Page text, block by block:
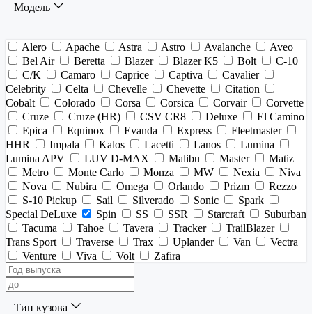
Модель
Alero Apache Astra Astro Avalanche
Aveo
Bel Air
Beretta Blazer Blazer K5 Bolt
C-10
C/K
Camaro Caprice Captiva
Cavalier
Celebrity
Celta Chevelle Chevette
Citation
Cobalt
Colorado Corsa Corsica Corvair
Corvette
Cruze
Cruze (HR) CSV CR8 Deluxe
El Camino
Epica
Equinox Evanda Express
Fleetmaster
HHR
Impala Kalos Lacetti Lanos
Lumina
Lumina APV
LUV D-MAX Malibu Master
Matiz
Metro
Monte Carlo Monza MW Nexia
Niva
Nova
Nubira Omega Orlando Prizm
Rezzo
S-10 Pickup
Sail Silverado Sonic
Spark
Special DeLuxe
Spin SS SSR Starcraft
Suburban
Tacuma
Tahoe Tavera Tracker
TrailBlazer
Trans Sport
Traverse Trax Uplander Van
Vectra
Venture
Viva Volt Zafira
Тип кузова